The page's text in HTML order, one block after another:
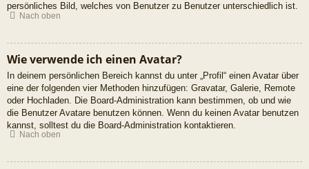
persönliches Bild, welches von Benutzer zu Benutzer unterschiedlich ist.
Nach oben
Wie verwende ich einen Avatar?
In deinem persönlichen Bereich kannst du unter „Profil“ einen Avatar über
eine der folgenden vier Methoden hinzufügen: Gravatar, Galerie, Remote
oder Hochladen. Die Board-Administration kann bestimmen, ob und wie
die Benutzer Avatare benutzen können. Wenn du keinen Avatar benutzen
kannst, solltest du die Board-Administration kontaktieren.
Nach oben